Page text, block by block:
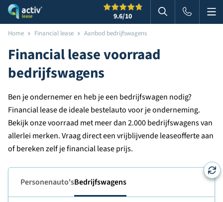
9.6/10 Zoeken in
Home Financial lease Aanbod bedrijfswagens
Financial lease voorraad
bedrijfswagens
Ben je ondernemer en heb je een bedrijfswagen nodig?
Financial lease de ideale bestelauto voor je onderneming.
Bekijk onze voorraad met meer dan 2.000 bedrijfswagens van
allerlei merken. Vraag direct een vrijblijvende leaseofferte aan
of bereken zelf je financial lease prijs.
Personenauto'sBedrijfswagens